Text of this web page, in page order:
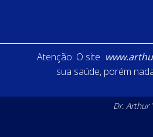
Atenção: O site
sua saúde, porém
Dr. Arthur